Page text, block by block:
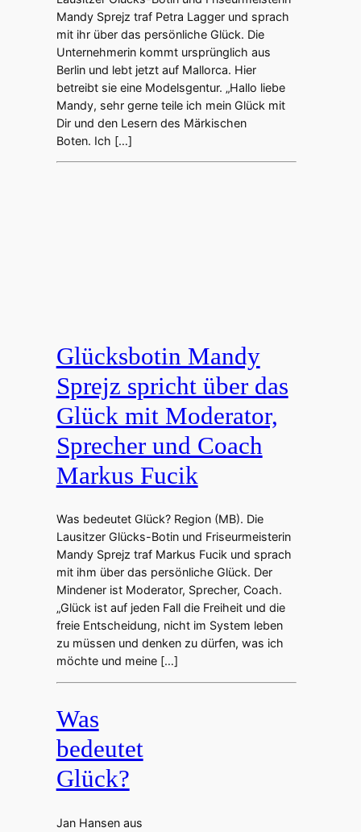
Mandy Sprejz traf Petra Lagger und sprach
mit ihr über das persönliche Glück. Die
Unternehmerin kommt ursprünglich aus
Berlin und lebt jetzt auf Mallorca. Hier
betreibt sie eine Modelsgentur. „Hallo liebe
Mandy, sehr gerne teile ich mein Glück mit
Dir und den Lesern des Märkischen
Boten. Ich […]
Glücksbotin Mandy
Sprejz spricht über das
Glück mit Moderator,
Sprecher und Coach
Markus Fucik
Was bedeutet Glück? Region (MB). Die
Lausitzer Glücks-Botin und Friseurmeisterin
Mandy Sprejz traf Markus Fucik und sprach
mit ihm über das persönliche Glück. Der
Mindener ist Moderator, Sprecher, Coach.
„Glück ist auf jeden Fall die Freiheit und die
freie Entscheidung, nicht im System leben
zu müssen und denken zu dürfen, was ich
möchte und meine […]
Was
bedeutet
Glück?
Jan Hansen aus